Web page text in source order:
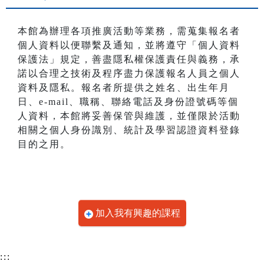
本館為辦理各項推廣活動等業務，需蒐集報名者
個人資料以便聯繫及通知，並將遵守「個人資料
保護法」規定，善盡隱私權保護責任與義務，承
諾以合理之技術及程序盡力保護報名人員之個人
資料及隱私。報名者所提供之姓名、出生年月
日、e-mail、職稱、聯絡電話及身份證號碼等個
人資料，本館將妥善保管與維護，並僅限於活動
相關之個人身份識別、統計及學習認證資料登錄
目的之用。
加入我有興趣的課程
:::